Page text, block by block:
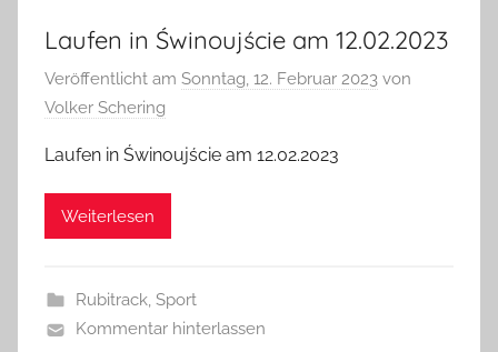
Laufen in Świnoujście am 12.02.2023
Veröffentlicht am Sonntag, 12. Februar 2023 von
Volker Schering
Laufen in Świnoujście am 12.02.2023
Weiterlesen
Rubitrack, Sport
Kommentar hinterlassen